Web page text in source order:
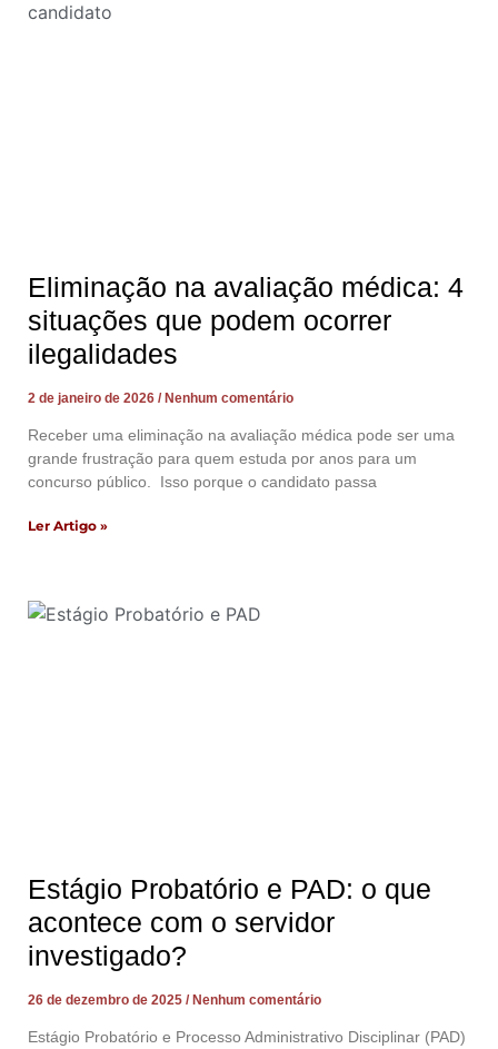
Eliminação na avaliação médica: 4
situações que podem ocorrer
ilegalidades
2 de janeiro de 2026 Nenhum comentário
Receber uma eliminação na avaliação médica pode ser uma
grande frustração para quem estuda por anos para um
concurso público. Isso porque o candidato passa
Ler Artigo »
Estágio Probatório e PAD: o que
acontece com o servidor
investigado?
26 de dezembro de 2025 Nenhum comentário
Estágio Probatório e Processo Administrativo Disciplinar (PAD)